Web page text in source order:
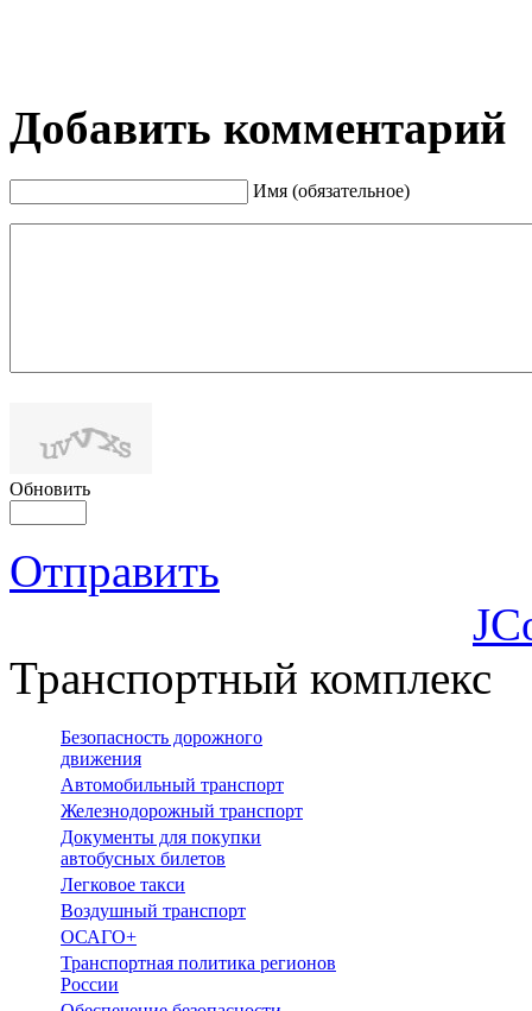
Добавить комментарий
Имя (обязательное)
Обновить
Отправить
Транспортный комплекс
Безопасность дорожного
движения
Автомобильный транспорт
Железнодорожный транспорт
Документы для покупки
автобусных билетов
Легковое такси
Воздушный транспорт
ОСАГО+
Транспортная политика регионов
России